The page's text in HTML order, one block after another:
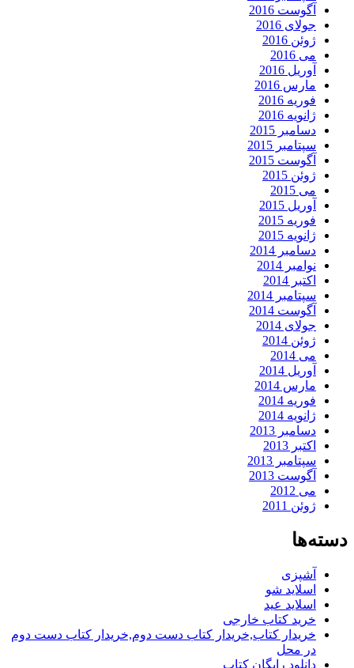
آگوست 2016
جولای 2016
ژوئن 2016
می 2016
آوریل 2016
مارس 2016
فوریه 2016
ژانویه 2016
دسامبر 2015
سپتامبر 2015
آگوست 2015
ژوئن 2015
می 2015
آوریل 2015
فوریه 2015
ژانویه 2015
دسامبر 2014
نوامبر 2014
اکتبر 2014
سپتامبر 2014
آگوست 2014
جولای 2014
ژوئن 2014
می 2014
آوریل 2014
مارس 2014
فوریه 2014
ژانویه 2014
دسامبر 2013
اکتبر 2013
سپتامبر 2013
آگوست 2013
می 2012
ژوئن 2011
دسته‌ها
آشپزی
اسلاید شو
اسلاید عید
خرید کتاب خارجی
خریدار کتاب,خریدار کتاب دست دوم,خریدار کتاب دست دوم
در محل
دانلود رایگان کتاب